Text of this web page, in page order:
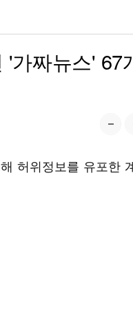
가짜뉴스' 67
허위정보를 유포한